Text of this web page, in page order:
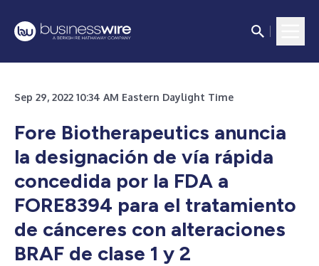
Sep 29, 2022 10:34 AM Eastern Daylight Time
Fore Biotherapeutics anuncia
la designación de vía rápida
concedida por la FDA a
FORE8394 para el tratamiento
de cánceres con alteraciones
BRAF de clase 1 y 2